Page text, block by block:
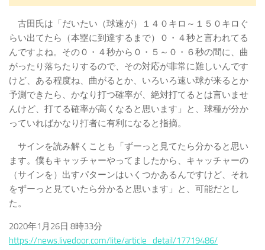
古田氏は「だいたい（球速が）１４０キロ～１５０キロぐ
らい出てたら（本塁に到達するまで）０・４秒と言われてる
んですよね。その０・４秒から０・５～０・６秒の間に、曲
がったり落ちたりするので、その対応が非常に難しいんです
けど、ある程度ね、曲がるとか、いろいろ速い球が来るとか
予測できたら、かなり打つ確率が、絶対打てるとは言いませ
んけど、打てる確率が高くなると思います」と、球種が分か
っていればかなり打者に有利になると指摘。
サインを読み解くことも「ずーっと見てたら分かると思い
ます。僕もキャッチャーやってましたから、キャッチャーの
（サインを）出すパターンはいくつかあるんですけど、それ
をずーっと見ていたら分かると思います」と、可能だとし
た。
2020年1月26日 8時33分
https://news.livedoor.com/lite/article_detail/17719486/